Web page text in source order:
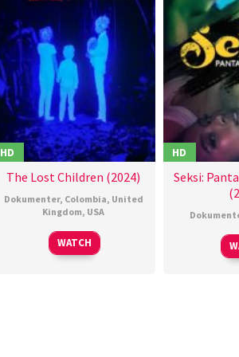
HD
The Lost Children (2024)
Dokumenter, Colombia, United
Kingdom, USA
13
Nov
Jorge
Duran
WATCH
HD
Seksi: